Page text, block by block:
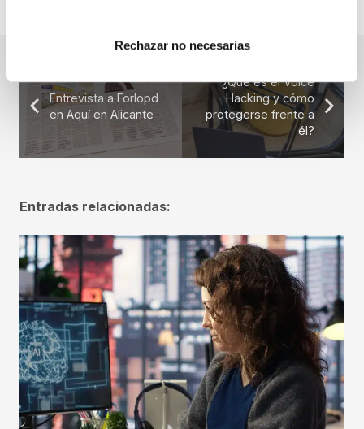
Rechazar no necesarias
Entrevista a Forlopd
en Aquí en Alicante
¿Qué es el Voice
Hacking y cómo
protegerse frente a
él?
Entradas relacionadas: